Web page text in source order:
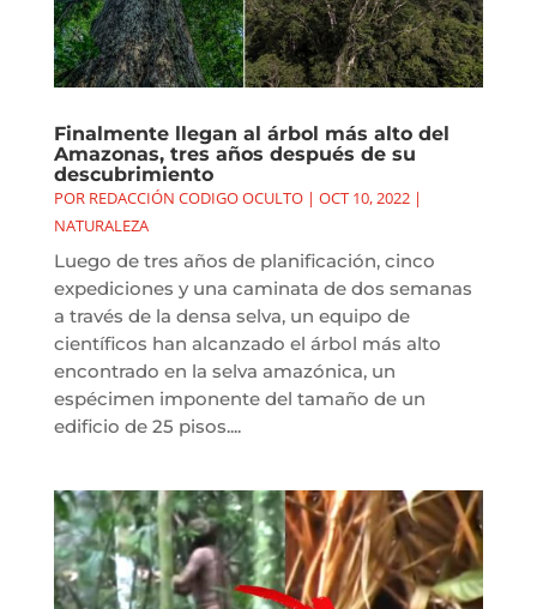
Finalmente llegan al árbol más alto del
Amazonas, tres años después de su
descubrimiento
POR REDACCIÓN CODIGO OCULTO| OCT 10, 2022|
NATURALEZA
Luego de tres años de planificación, cinco
expediciones y una caminata de dos semanas
a través de la densa selva, un equipo de
científicos han alcanzado el árbol más alto
encontrado en la selva amazónica, un
espécimen imponente del tamaño de un
edificio de 25 pisos....